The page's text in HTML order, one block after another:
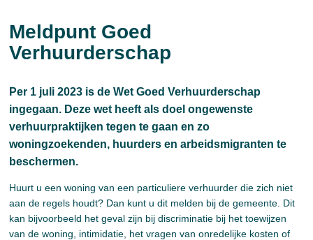
Meldpunt Goed
Verhuurderschap
Per 1 juli 2023 is de Wet Goed Verhuurderschap
ingegaan. Deze wet heeft als doel ongewenste
verhuurpraktijken tegen te gaan en zo
woningzoekenden, huurders en arbeidsmigranten te
beschermen.
Huurt u een woning van een particuliere verhuurder die zich niet
aan de regels houdt? Dan kunt u dit melden bij de gemeente. Dit
kan bijvoorbeeld het geval zijn bij discriminatie bij het toewijzen
van de woning, intimidatie, het vragen van onredelijke kosten of